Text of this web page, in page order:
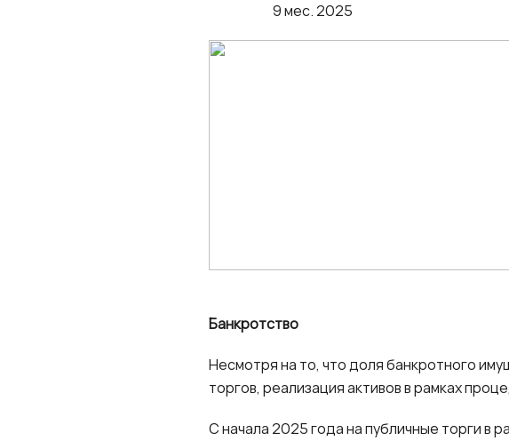
9 мес. 2025 9
Банкротство
Несмотря на то, что доля банкротного
торгов, реализация активов в рамках
С начала 2025 года на публичные торги в